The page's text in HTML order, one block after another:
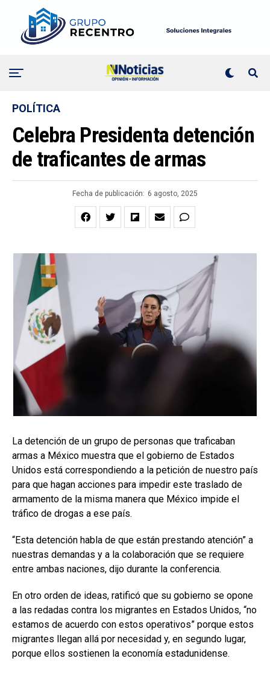
POLÍTICA
Celebra Presidenta detención
de traficantes de armas
Fecha de publicación: 6 agosto, 2025
La detención de un grupo de personas que traficaban
armas a México muestra que el gobierno de Estados
Unidos está correspondiendo a la petición de nuestro país
para que hagan acciones para impedir este traslado de
armamento de la misma manera que México impide el
tráfico de drogas a ese país.
“Esta detención habla de que están prestando atención” a
nuestras demandas y a la colaboración que se requiere
entre ambas naciones, dijo durante la conferencia.
En otro orden de ideas, ratificó que su gobierno se opone
a las redadas contra los migrantes en Estados Unidos, “no
estamos de acuerdo con estos operativos” porque estos
migrantes llegan allá por necesidad y, en segundo lugar,
porque ellos sostienen la economía estadunidense.